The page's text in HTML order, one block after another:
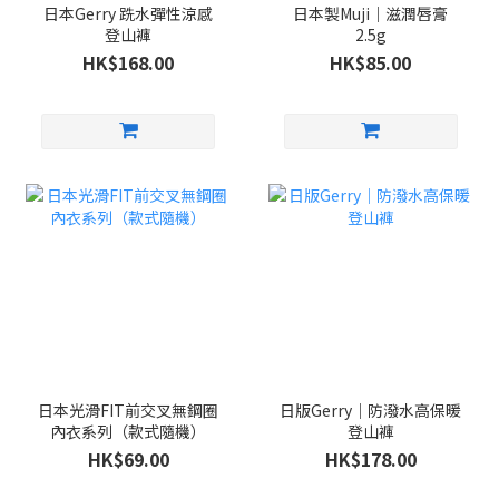
日本Gerry 跣水彈性涼感
登山褲
HK$168.00
日本製Muji｜滋潤唇膏
2.5g
HK$85.00
日本光滑FIT前交叉無鋼圈
內衣系列（款式隨機）
HK$69.00
日版Gerry｜防潑水高保暖
登山褲
HK$178.00